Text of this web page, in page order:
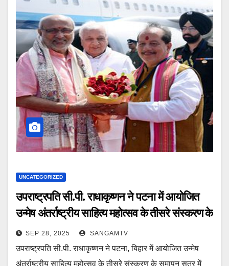
UNCATEGORIZED
उपराष्ट्रपति सी.पी. राधाकृष्णन ने पटना में आयोजित
उन्मेष अंतर्राष्ट्रीय साहित्य महोत्सव के तीसरे संस्करण के
समापन सत्र में भाग लिया
SEP 28, 2025 SANGAMTV
उपराष्ट्रपति सी.पी. राधाकृष्णन ने पटना, बिहार में आयोजित उन्मेष
अंतर्राष्ट्रीय साहित्य महोत्सव के तीसरे संस्करण के समापन सत्र में